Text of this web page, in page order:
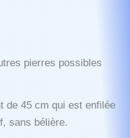
pierres possibles
de 45 cm qui est enfilée
sans bélière.